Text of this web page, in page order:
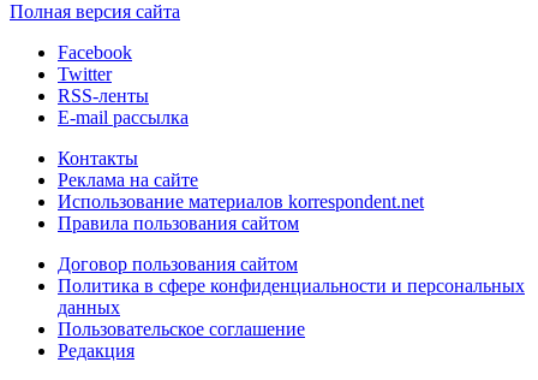
Полная версия сайта
Facebook
Twitter
RSS-ленты
E-mail рассылка
Контакты
Реклама на сайте
Использование материалов korrespondent.net
Правила пользования сайтом
Договор пользования сайтом
Политика в сфере конфиденциальности и персональных
данных
Пользовательское соглашение
Редакция